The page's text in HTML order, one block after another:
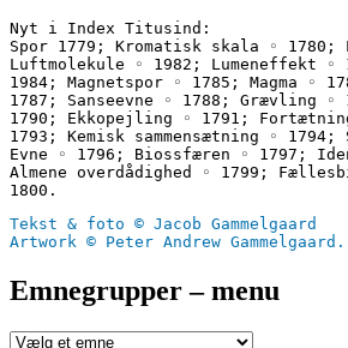
Nyt i Index Titusind:
Spor 1779; Kromatisk skala ◦ 1780;
Luftmolekule ◦ 1982; Lumeneffekt ◦
1984; Magnetspor ◦ 1785; Magma ◦
1787; Sanseevne ◦ 1788; Grævling ◦
1790; Ekkopejling ◦ 1791;
1793; Kemisk sammensætning ◦
Evne ◦ 1796; Biossfæren ◦ 1797;
Almene overdådighed ◦ 1799;
1800.
Tekst & foto © Jacob Gammelgaard
Artwork © Peter Andrew Gammelgaard.
Emnegrupper – menu